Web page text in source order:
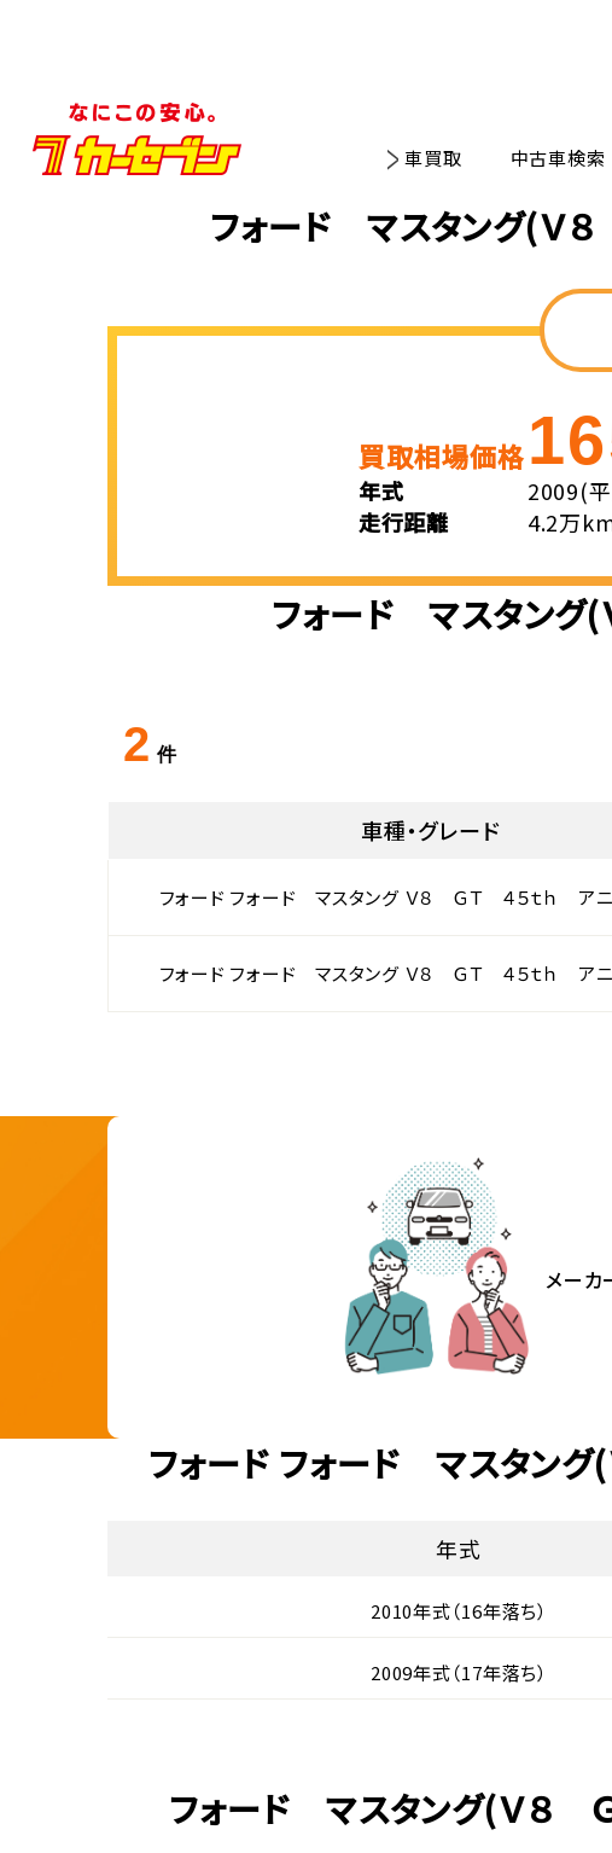
車買取 中古車検索
フォード マスタング(Ｖ
買取相場価格
年式
2009(
走行距離
4.2万
フォード マスタン
2 件
車種・グレード
フォード フォード マスタング Ｖ８ ＧＴ ４５ｔｈ ア
フォード フォード マスタング Ｖ８ ＧＴ ４５ｔｈ ア
メーカ
フォード フォード マスタン
年式
2010年式（16年落ち）
2009年式（17年落ち）
フォード マスタング(Ｖ８